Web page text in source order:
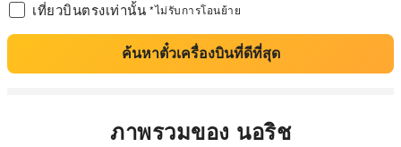
เที่ยวบินตรงเท่านั้น *ไม่รับการโอนย้าย
ค้นหาตั๋วเครื่องบินที่ดีที่สุด
ภาพรวมของ นอริช